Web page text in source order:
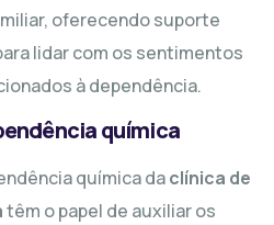
oferecendo suporte
lidar com os sentimentos
à dependência.
química
química daclínica de
têm o papel de auxiliar os